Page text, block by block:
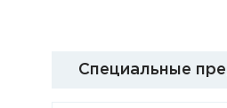
Специальные